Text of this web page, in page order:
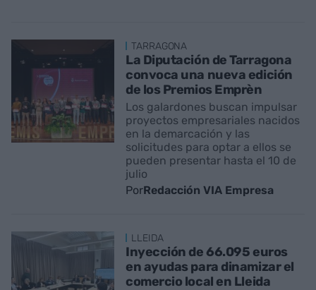
TARRAGONA
La Diputación de Tarragona
convoca una nueva edición
de los Premios Emprèn
Los galardones buscan impulsar
proyectos empresariales nacidos
en la demarcación y las
solicitudes para optar a ellos se
pueden presentar hasta el 10 de
julio
PorRedacción VIA Empresa
LLEIDA
Inyección de 66.095 euros
en ayudas para dinamizar el
comercio local en Lleida